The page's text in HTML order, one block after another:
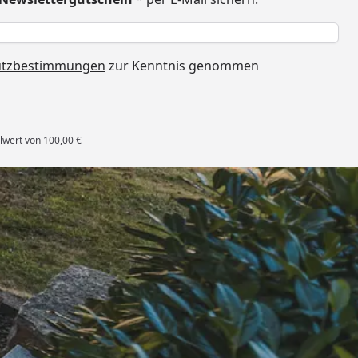
zur Kenntnis genommen
von 100,00 €